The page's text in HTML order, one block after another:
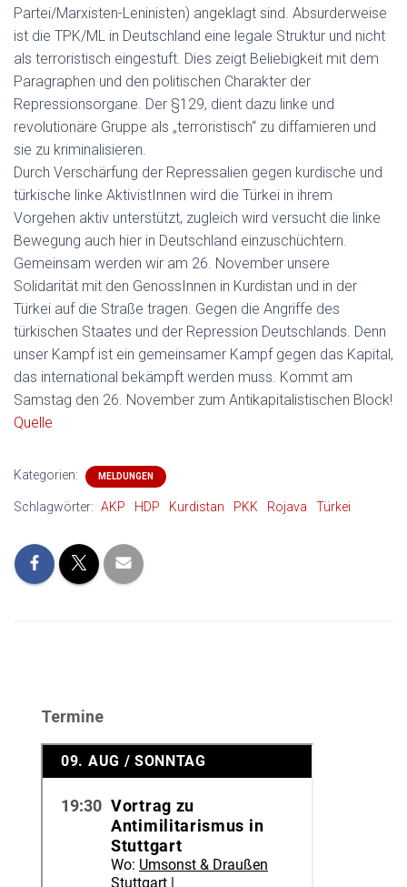
Partei/Marxisten-Leninisten) angeklagt sind. Absurderweise
ist die TPK/ML in Deutschland eine legale Struktur und nicht
als terroristisch eingestuft. Dies zeigt Beliebigkeit mit dem
Paragraphen und den politischen Charakter der
Repressionsorgane. Der §129, dient dazu linke und
revolutionäre Gruppe als „terroristisch“ zu diffamieren und
sie zu kriminalisieren.
Durch Verschärfung der Repressalien gegen kurdische und
türkische linke AktivistInnen wird die Türkei in ihrem
Vorgehen aktiv unterstützt, zugleich wird versucht die linke
Bewegung auch hier in Deutschland einzuschüchtern.
Gemeinsam werden wir am 26. November unsere
Solidarität mit den GenossInnen in Kurdistan und in der
Türkei auf die Straße tragen. Gegen die Angriffe des
türkischen Staates und der Repression Deutschlands. Denn
unser Kampf ist ein gemeinsamer Kampf gegen das Kapital,
das international bekämpft werden muss. Kommt am
Samstag den 26. November zum Antikapitalistischen Block!
Quelle
Kategorien: MELDUNGEN
Schlagwörter: AKP HDP Kurdistan PKK Rojava Türkei
Termine